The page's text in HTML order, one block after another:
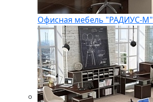
Офисная мебель "РАДИУС-М"